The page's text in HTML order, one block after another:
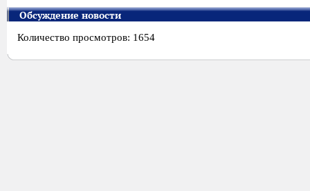
Обсуждение новости
Количество просмотров: 1654